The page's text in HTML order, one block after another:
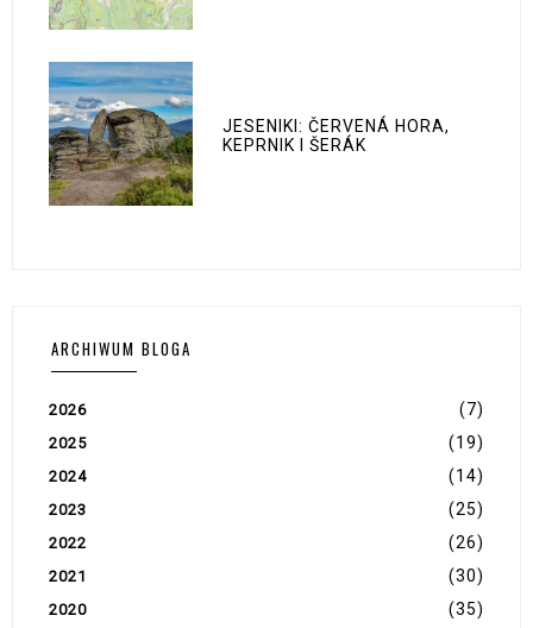
JESENIKI: ČERVENÁ HORA,
KEPRNIK I ŠERÁK
ARCHIWUM BLOGA
2026 (7)
2025 (19)
2024 (14)
2023 (25)
2022 (26)
2021 (30)
2020 (35)